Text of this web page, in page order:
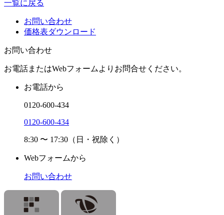
一覧に戻る
お問い合わせ
価格表ダウンロード
お問い合わせ
お電話またはWebフォームよりお問合せください。
お電話から
0120-600-434
0120-600-434
8:30 〜 17:30（日・祝除く）
Webフォームから
お問い合わせ